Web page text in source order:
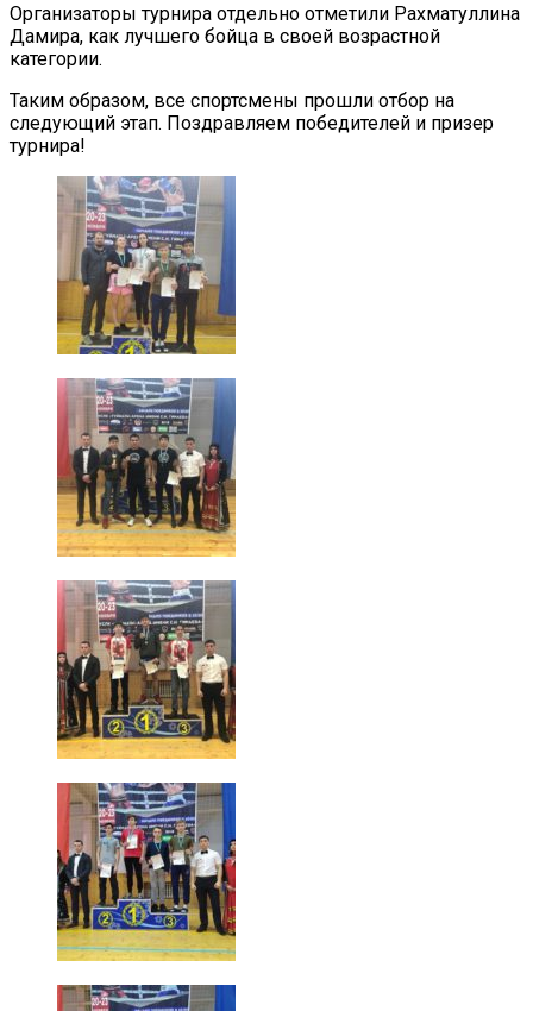
Организаторы турнира отдельно отметили Рахматуллина
Дамира, как лучшего бойца в своей возрастной
категории.
Таким образом, все спортсмены прошли отбор на
следующий этап. Поздравляем победителей и призер
турнира!